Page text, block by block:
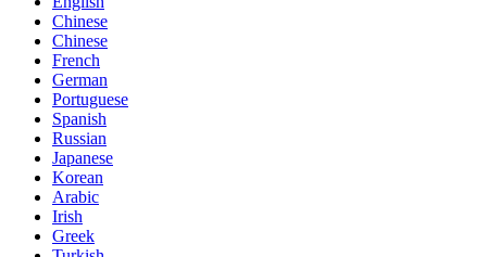
Chinese
Chinese
French
German
Portuguese
Spanish
Russian
Japanese
Korean
Arabic
Irish
Greek